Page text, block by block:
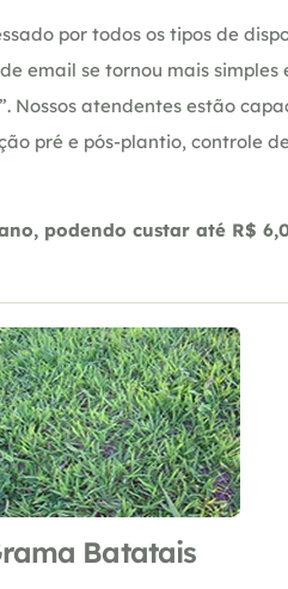
por todos os tipos de
email se tornou mais
Nossos atendentes estão
pré e pós-plantio, controle
podendo custar até R$
Batatais